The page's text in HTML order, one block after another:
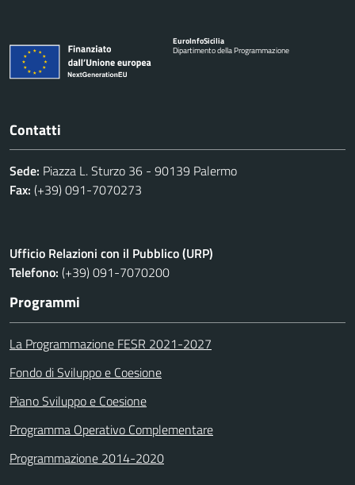
EuroInfoSicilia
Dipartimento della Programmazione
Contatti
Sede: Piazza L. Sturzo 36 - 90139 Palermo
Fax: (+39) 091-7070273
Ufficio Relazioni con il Pubblico (URP)
Telefono: (+39) 091-7070200
Programmi
La Programmazione FESR 2021-2027
Fondo di Sviluppo e Coesione
Piano Sviluppo e Coesione
Programma Operativo Complementare
Programmazione 2014-2020